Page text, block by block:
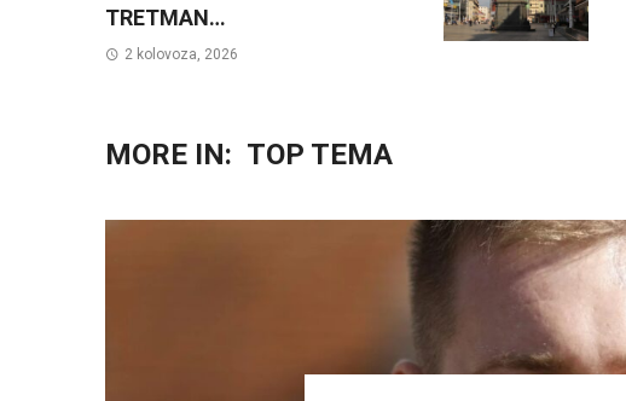
TRETMAN…
2 kolovoza, 2026
MORE IN: TOP TEMA